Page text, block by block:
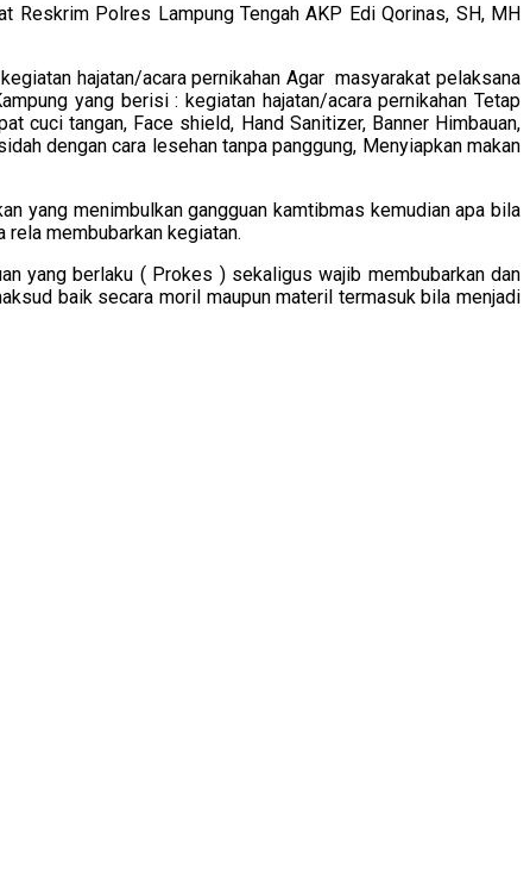
Reskrim Polres Lampung Tengah AKP Edi Qorinas, SH, MH
hajatan/acara pernikahan Agar masyarakat pelaksana
yang berisi : kegiatan hajatan/acara pernikahan Tetap
cuci tangan, Face shield, Hand Sanitizer, Banner Himbauan,
dengan cara lesehan tanpa panggung, Menyiapkan makan
yang menimbulkan gangguan kamtibmas kemudian apa bila
membubarkan kegiatan.
yang berlaku ( Prokes ) sekaligus wajib membubarkan dan
baik secara moril maupun materil termasuk bila menjadi